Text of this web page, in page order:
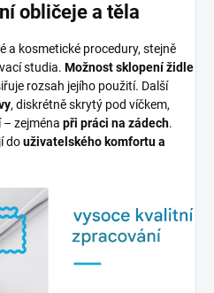
obličeje a těla
a kosmetické procedury, stejně
studia. Možnost sklopení židle
rozsah jejího použití. Další
, diskrétně skrytý pod víčkem,
– zejména při práci na zádech.
douživatelského komfortu a